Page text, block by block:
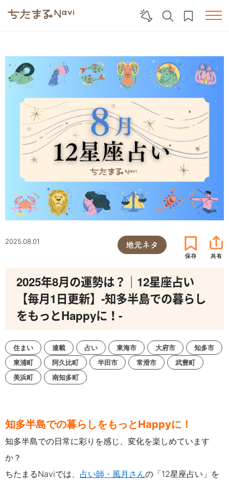
2025.08.01 地元ネタ
2025年8月の運勢は？｜12星座占い
【毎月1日更新】-知多半島での暮らし
をもっとHappyに！-
住まい 連載 占い 東海市 大府市
知多市
東浦町
阿久比町 半田市 常滑市
武豊町
美浜町
南知多町
知多半島での暮らしをもっとHappyに！
知多半島での日常に彩りを感じ、変化を楽しめています
か？
ちたまるNaviでは、 占い師・風月さんの「12星座占い」を